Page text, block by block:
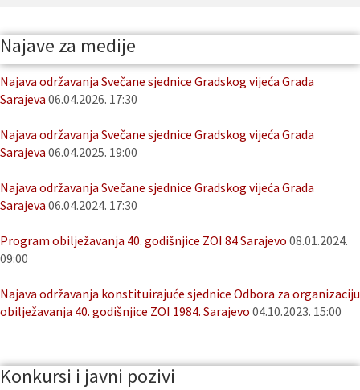
Najave za medije
Najava održavanja Svečane sjednice Gradskog vijeća Grada
Sarajeva 06.04.2026. 17:30
Najava održavanja Svečane sjednice Gradskog vijeća Grada
Sarajeva 06.04.2025. 19:00
Najava održavanja Svečane sjednice Gradskog vijeća Grada
Sarajeva 06.04.2024. 17:30
Program obilježavanja 40. godišnjice ZOI 84 Sarajevo 08.01.2024.
09:00
Najava održavanja konstituirajuće sjednice Odbora za organizaciju
obilježavanja 40. godišnjice ZOI 1984. Sarajevo 04.10.2023. 15:00
Konkursi i javni pozivi